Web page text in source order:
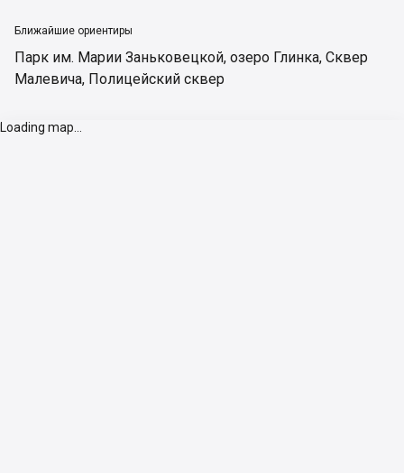
Ближайшие ориентиры
Парк им. Марии Заньковецкой, озеро Глинка, Сквер
Малевича, Полицейский сквер
Loading map...